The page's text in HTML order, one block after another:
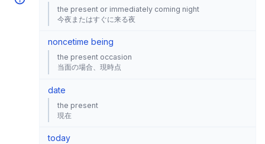
the present or immediately coming night
今夜またはすぐに来る夜
noncetime being
the present occasion
当面の場合、現時点
date
the present
現在
today